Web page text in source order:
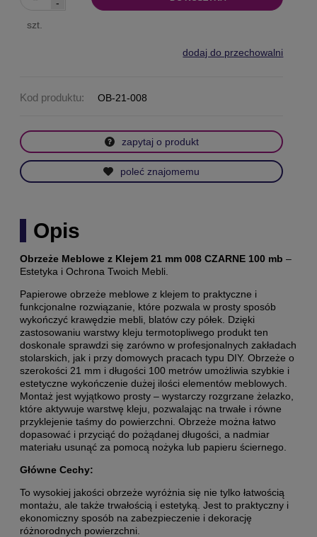
-
szt.
dodaj do przechowalni
Kod produktu: OB-21-008
zapytaj o produkt
poleć znajomemu
Opis
Obrzeże Meblowe z Klejem 21 mm 008 CZARNE 100 mb –
Estetyka i Ochrona Twoich Mebli.
Papierowe obrzeże meblowe z klejem to praktyczne i
funkcjonalne rozwiązanie, które pozwala w prosty sposób
wykończyć krawędzie mebli, blatów czy półek. Dzięki
zastosowaniu warstwy kleju termotopliwego produkt ten
doskonale sprawdzi się zarówno w profesjonalnych zakładach
stolarskich, jak i przy domowych pracach typu DIY. Obrzeże o
szerokości 21 mm i długości 100 metrów umożliwia szybkie i
estetyczne wykończenie dużej ilości elementów meblowych.
Montaż jest wyjątkowo prosty – wystarczy rozgrzane żelazko,
które aktywuje warstwę kleju, pozwalając na trwałe i równe
przyklejenie taśmy do powierzchni. Obrzeże można łatwo
dopasować i przyciąć do pożądanej długości, a nadmiar
materiału usunąć za pomocą nożyka lub papieru ściernego.
Główne Cechy:
To wysokiej jakości obrzeże wyróżnia się nie tylko łatwością
montażu, ale także trwałością i estetyką. Jest to praktyczny i
ekonomiczny sposób na zabezpieczenie i dekorację
różnorodnych powierzchni.